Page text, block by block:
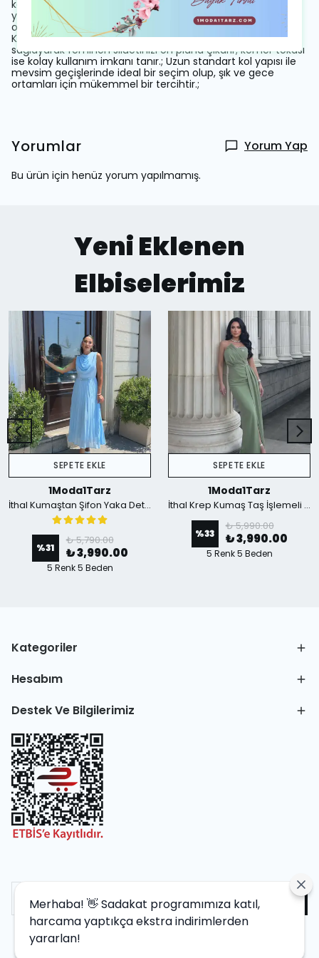
korumanızı mümkün kılar.; Krep dokumasının verdiği
yumuşaklık ile birlikte polyster ve pamuk karışımından
oluşan materyali, dayanıklılık ve nefes alabilirlik sunar.;
Kemerli bel tasarımı sayesinde vücut hatlarınıza uyum
sağlayarak feminen siluetinizi ön plana çıkarır; kemer tokası
ise kolay kullanım imkanı tanır.; Uzun standart kol yapısı ile
mevsim geçişlerinde ideal bir seçim olup, şık ve gece
ortamları için mükemmel bir tercihtir.;
Yorumlar Yorum Yap
Bu ürün için henüz yorum yapılmamış.
Yeni Eklenen
Elbiselerimiz
SEPETE EKLE
1Moda1Tarz
İthal Kumaştan Şifon Yaka Detaylı Piliseli Kemerli Astarlı Özel Tasarım Elbise - mavi
%31
₺ 5,790.00
₺ 3,990.00
5 Renk 5 Beden
SEPETE EKLE
1Moda1Tarz
İthal Krep Kumaş Taş İşlemeli Askılı Astarlı Özel Tasarım Yırtmaçlı Maxi Elbise - Yeşil
%33
₺ 5,990.00
₺ 3,990.00
5 Renk 5 Beden
Kategoriler
Hesabım
Destek Ve Bilgilerimiz
Merhaba! 👋 Sadakat programımıza katıl,
harcama yaptıkça ekstra indirimlerden
yararlan!